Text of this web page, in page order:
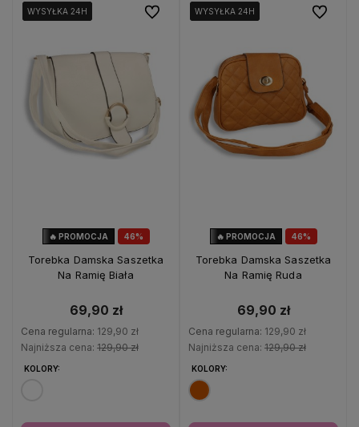
46%
🔥 PROMOCJA
WYSYŁKA 24H
WYSYŁKA 24H
WYSYŁKA 24H
Torebka Damska Saszetka
Na Ramię Biała
69,90 zł
Cena regularna: 129,90 zł
Najniższa cena: 129,90 zł
KOLORY:
Do ulubionych
46%
🔥 PROMOCJA
WYSYŁKA 24H
WYSYŁKA 24H
WYSYŁKA 24H
Torebka Damska Saszetka
Na Ramię Ruda
69,90 zł
Cena regularna: 129,90 zł
Najniższa cena: 129,90 zł
KOLORY:
Do